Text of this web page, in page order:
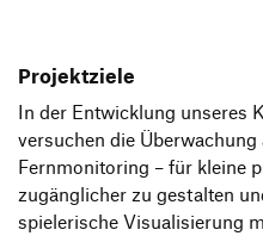
Projektziele
In der Entwicklung unseres
versuchen die Überwachung
Fernmonitoring – für kleine
zugänglicher zu gestalten
spielerische Visualisierung